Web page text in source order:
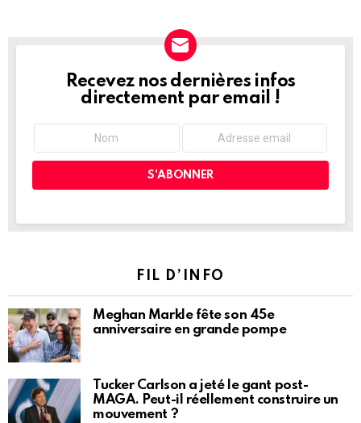
NEWSLETTER
Recevez nos dernières infos
directement par email !
FIL D’INFO
Meghan Markle fête son 45e
anniversaire en grande pompe
Tucker Carlson a jeté le gant post-
MAGA. Peut-il réellement construire un
mouvement ?